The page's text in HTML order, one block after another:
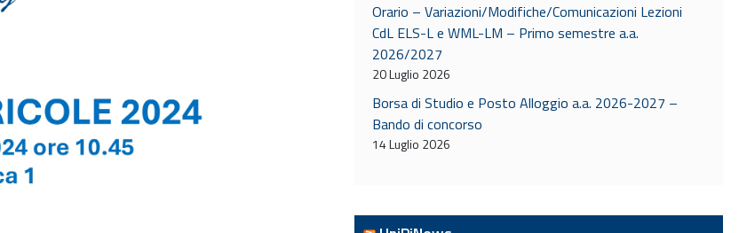
Orario – Variazioni/Modifiche/Comunicazioni Lezioni
CdL ELS-L e WML-LM – Primo semestre a.a.
2026/2027
20 Luglio 2026
Borsa di Studio e Posto Alloggio a.a. 2026-2027 –
Bando di concorso
14 Luglio 2026